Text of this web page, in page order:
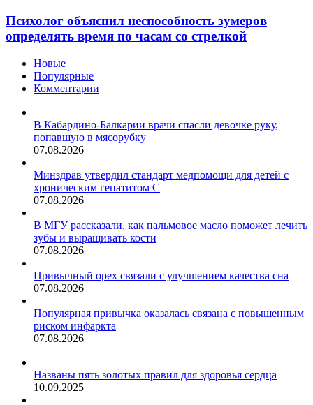
неспособность
зумеров
определять
часам
Психолог объяснил неспособность зумеров
определять время по часам со стрелкой
Новые
Популярные
Комментарии
В Кабардино-Балкарии врачи спасли девочке руку,
попавшую в мясорубку
07.08.2026
Минздрав утвердил стандарт медпомощи для детей с
хроническим гепатитом С
07.08.2026
В МГУ рассказали, как пальмовое масло поможет лечить
зубы и выращивать кости
07.08.2026
Привычный орех связали с улучшением качества сна
07.08.2026
Популярная привычка оказалась связана с повышенным
риском инфаркта
07.08.2026
Названы пять золотых правил для здоровья сердца
10.09.2025